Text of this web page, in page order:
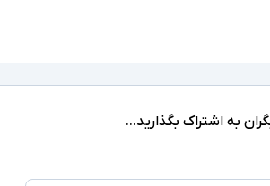
به اشتراک بگذارید...